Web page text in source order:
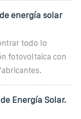
energía solar
todo lo
fotovoltaica con
Energía Solar.